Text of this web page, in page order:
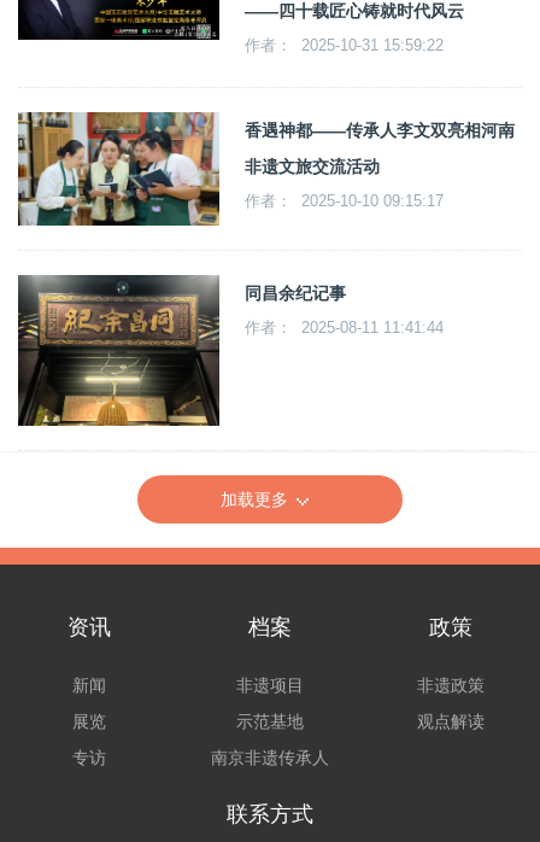
——四十载匠心铸就时代风云
作者： 2025-10-31 15:59:22
香遇神都——传承人李文双亮相河南
非遗文旅交流活动
作者： 2025-10-10 09:15:17
同昌余纪记事
作者： 2025-08-11 11:41:44
加载更多
资讯
新闻
展览
专访
档案
非遗项目
示范基地
南京非遗传承人
政策
非遗政策
观点解读
联系方式